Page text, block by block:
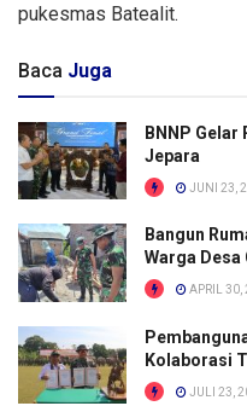
pukesmas Batealit.
Baca Juga
BNNP
Jepara
JUNI 23,
Bangun
Warga
APRIL 30,
Kolaborasi
JULI 23,